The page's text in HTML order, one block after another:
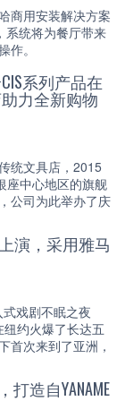
商用安装解决方案
系统将为餐厅带来
。
系列产品在
力全新购物
统文具店，2015
座中心地区的旗舰
公司为此举办了庆
演，采用雅马
戏剧不眠之夜
约火爆了长达五
首次来到了亚洲，
造自YANAME